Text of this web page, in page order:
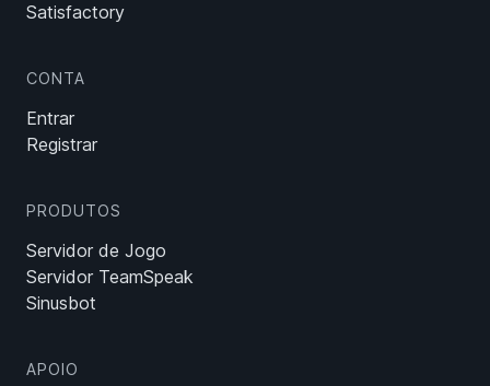
Satisfactory
CONTA
Entrar
Registrar
PRODUTOS
Servidor de Jogo
Servidor TeamSpeak
Sinusbot
APOIO